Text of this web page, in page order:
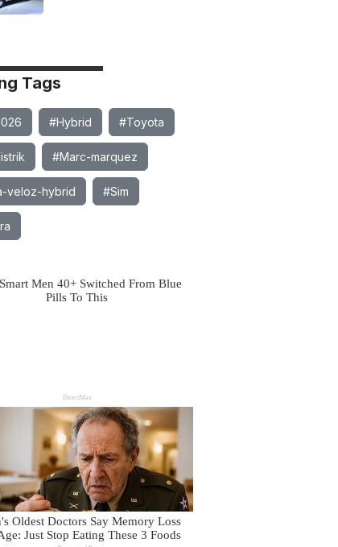
Tags
#Hybrid #Toyota
#Marc-marquez
veloz-hybrid #Sim